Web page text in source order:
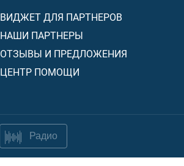
ВИДЖЕТ ДЛЯ ПАРТНЕРОВ
НАШИ ПАРТНЕРЫ
ОТЗЫВЫ И ПРЕДЛОЖЕНИЯ
ЦЕНТР ПОМОЩИ
Радио